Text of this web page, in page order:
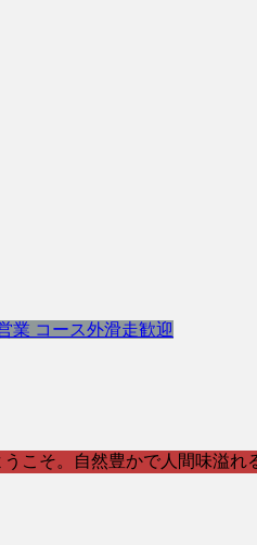
業 コース外滑走歓迎
こそ。自然豊かで人間味溢れ